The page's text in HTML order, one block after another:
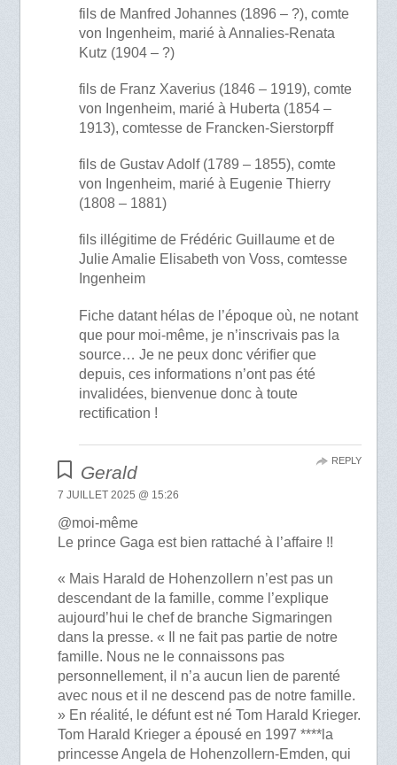
fils de Manfred Johannes (1896 – ?), comte
von Ingenheim, marié à Annalies-Renata
Kutz (1904 – ?)
fils de Franz Xaverius (1846 – 1919), comte
von Ingenheim, marié à Huberta (1854 –
1913), comtesse de Francken-Sierstorpff
fils de Gustav Adolf (1789 – 1855), comte
von Ingenheim, marié à Eugenie Thierry
(1808 – 1881)
fils illégitime de Frédéric Guillaume et de
Julie Amalie Elisabeth von Voss, comtesse
Ingenheim
Fiche datant hélas de l’époque où, ne notant
que pour moi-même, je n’inscrivais pas la
source… Je ne peux donc vérifier que
depuis, ces informations n’ont pas été
invalidées, bienvenue donc à toute
rectification !
Gerald
7 JUILLET 2025 @ 15:26
@moi-même
Le prince Gaga est bien rattaché à l’affaire !!
« Mais Harald de Hohenzollern n’est pas un
descendant de la famille, comme l’explique
aujourd’hui le chef de branche Sigmaringen
dans la presse. « Il ne fait pas partie de notre
famille. Nous ne le connaissons pas
personnellement, il n’a aucun lien de parenté
avec nous et il ne descend pas de notre famille.
» En réalité, le défunt est né Tom Harald Krieger.
Tom Harald Krieger a épousé en 1997 ****la
princesse Angela de Hohenzollern-Emden, qui
REPLY